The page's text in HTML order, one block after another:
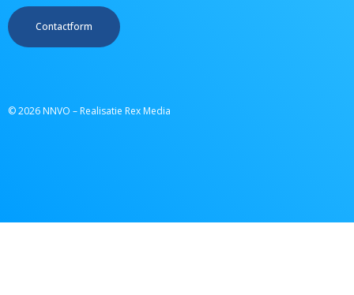
Contactform
© 2026 NNVO – Realisatie Rex Media